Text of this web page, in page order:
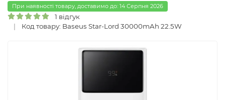
При наявності товару, доставимо до: 14 Серпня 2026
1 відгук
Код товару: Baseus Star-Lord 30000mAh 22.5W